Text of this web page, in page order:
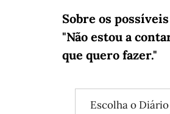
Sobre os
"Não estou a
que quero fazer."
Escolha o